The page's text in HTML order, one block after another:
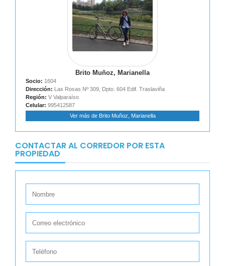
Brito Muñoz, Marianella
Socio: 1604
Dirección:
Las Rosas Nº 309, Dpto. 604 Edif. Traslaviña
Región: V Valparaíso
Celular: 995412587
Ver más de Brito Muñoz, Marianella
CONTACTAR AL CORREDOR POR ESTA
PROPIEDAD